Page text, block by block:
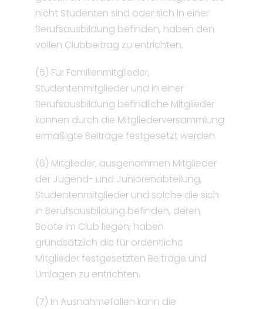
nicht Studenten sind oder sich in einer
Berufsausbildung befinden, haben den
vollen Clubbeitrag zu entrichten.
(5) Für Familienmitglieder,
Studentenmitglieder und in einer
Berufsausbildung befindliche Mitglieder
können durch die Mitgliederversammlung
ermäßigte Beiträge festgesetzt werden.
(6) Mitglieder, ausgenommen Mitglieder
der Jugend- und Juniorenabteilung,
Studentenmitglieder und solche die sich
in Berufsausbildung befinden, deren
Boote im Club liegen, haben
grundsätzlich die für ordentliche
Mitglieder festgesetzten Beiträge und
Umlagen zu entrichten.
(7) In Ausnahmefällen kann die